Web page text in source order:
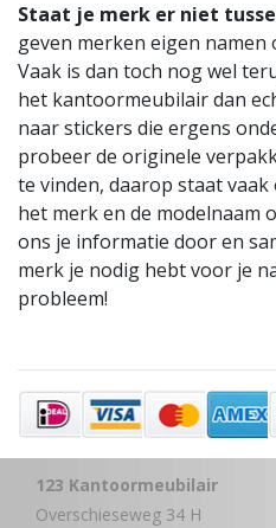
Staat je merk er niet
geven merken eigen namen
Vaak is dan toch nog wel
het kantoormeubilair dan
naar stickers die ergens
probeer de originele
te vinden, daarop staat
het merk en de modelnaam
ons je informatie door en
merk je nodig hebt voor je
probleem!
123 Kantoormeubilair
Overschieseweg 34 H